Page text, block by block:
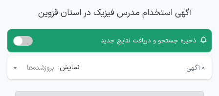
آگهی استخدام مدرس فیزیک در استان قزوین
ذخیره جستجو و دریافت نتایج جدید
۰ آگهی نمایش: بروزشده‌ها